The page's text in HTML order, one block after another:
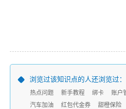
浏览过该知识点的人还浏览过：
热点问题 新手教程 绑卡 账户
汽车加油
红包代金券 甜橙保险